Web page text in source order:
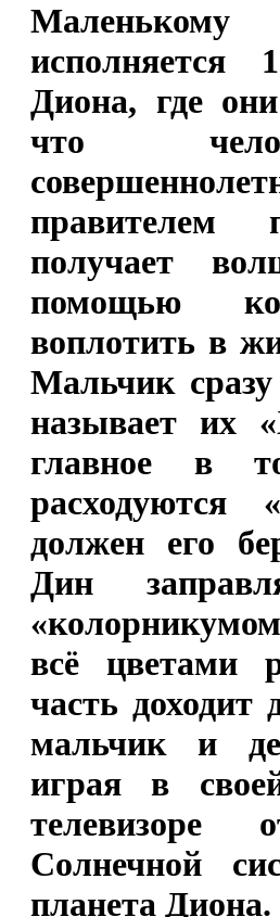
Диона, где
что
получает
помощью
воплотить в
Мальчик
называет их
главное в
расходуются
должен его
Дин
всё цветами
часть доходит
мальчик и
играя в
телевизоре
Солнечной
планета Диона.